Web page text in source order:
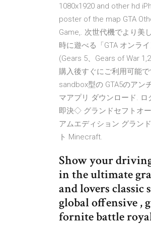
1080x1920 and other hd
poster of the map GTA
Game,. 次世代機でより美
時に遊べる「GTA オンラ
(Gears 5、Gears of War
購入後すぐにご利用可能
sandbox型の GTA5のアン
マアプリ ダウンロード.
即決◇ グランドセフトオー
アムエディション グラン
ト Minecraft.
Show your
in the ultimate
and lovers classic
global offensive ,
fornite battle